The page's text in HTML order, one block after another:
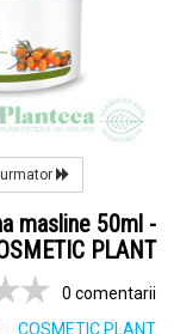
masline 50ml -
PLANT
0 comentarii
COSMETIC PLANT